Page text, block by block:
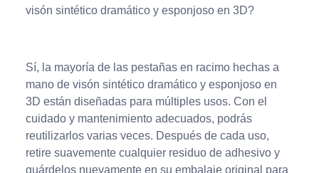
visón sintético dramático y esponjoso en 3D?
Sí, la mayoría de las pestañas en racimo hechas a
mano de visón sintético dramático y esponjoso en
3D están diseñadas para múltiples usos. Con el
cuidado y mantenimiento adecuados, podrás
reutilizarlos varias veces. Después de cada uso,
retire suavemente cualquier residuo de adhesivo y
guárdelos nuevamente en su embalaje original para